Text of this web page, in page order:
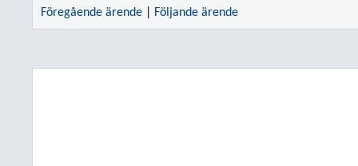
Föregående ärende Följande ärende